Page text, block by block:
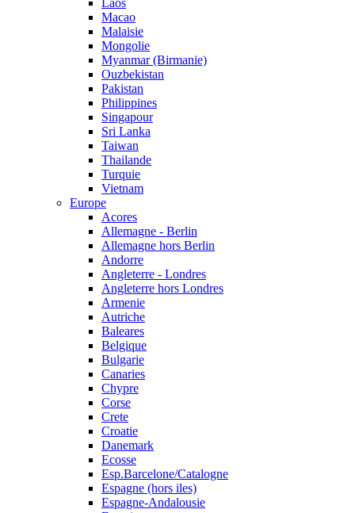
Laos
Macao
Malaisie
Mongolie
Myanmar (Birmanie)
Ouzbekistan
Pakistan
Philippines
Singapour
Sri Lanka
Taiwan
Thailande
Turquie
Vietnam
Europe
Acores
Allemagne - Berlin
Allemagne hors Berlin
Andorre
Angleterre - Londres
Angleterre hors Londres
Armenie
Autriche
Baleares
Belgique
Bulgarie
Canaries
Chypre
Corse
Crete
Croatie
Danemark
Ecosse
Esp.Barcelone/Catalogne
Espagne (hors iles)
Espagne-Andalousie